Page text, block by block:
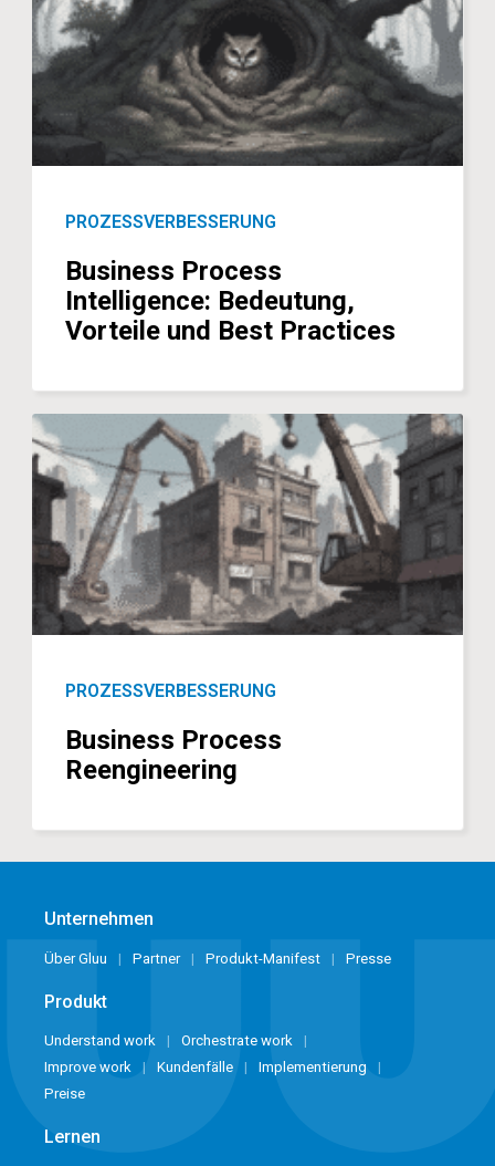
PROZESSVERBESSERUNG
Business Process
Intelligence: Bedeutung,
Vorteile und Best Practices
PROZESSVERBESSERUNG
Business Process
Reengineering
Unternehmen
Über Gluu Partner Produkt-Manifest Presse
Produkt
Understand work
Orchestrate work
Improve work
Kundenfälle
Implementierung
Preise
Lernen